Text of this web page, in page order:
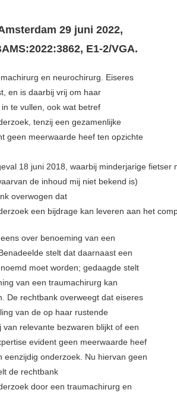
29 juni 2022,
E1-2/VGA.
en neurochirurg. Eiseres
en is daarbij vrij om haar
te vullen, ook wat betref
tenzij een gezamenlijke
geen meerwaarde heef ten opzichte
18 juni 2018, waarbij minderjarige
de inhoud mij niet bekend is)
overwogen dat
een bijdrage kan leveren aan het
over benoeming van een
stelt dat daarnaast een
moet worden; gedaagde stelt
van een traumachirurg kan
De rechtbank overweegt dat eiseres
van de op haar rustende
van relevante bezwaren blijkt of een
evident geen meerwaarde heef
eenzijdig onderzoek. Nu hiervan geen
de rechtbank
door een traumachirurg en